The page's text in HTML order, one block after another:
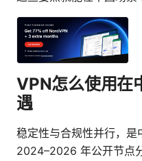
VPN怎么使用在
遇
稳定性与合规性并行，是
2024–2026 年公开节点